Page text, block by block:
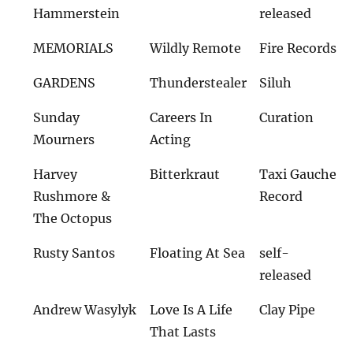
Hammerstein
released
MEMORIALS Wildly Remote Fire Records
GARDENS Thunderstealer Siluh
Sunday
Mourners
Careers In
Acting
Curation
Harvey
Rushmore &
The Octopus
Bitterkraut
Taxi Gauche
Record
Rusty Santos Floating At Sea
self-
released
Andrew Wasylyk
Love Is A Life
That Lasts
Clay Pipe